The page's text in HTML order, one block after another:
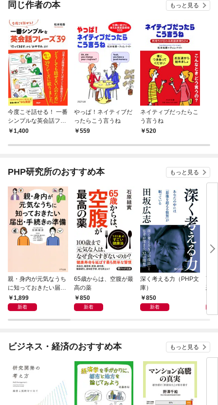
同じ作者の本 もっと見る
今度こそ話せる！ 一番
シンプルな英会話フレ
ーズ39
1,400
やっぱ！ネイティブだ
ったらこう言うね
559
ネイティブだったらこ
う言うね
520
PHP研究所のおすすめ本 もっと見る
親・身内が元気なうち
に知っておきたい届
出・手続きの準備（き
ずな出版）
1,899
新着
65歳からは、空腹が最
高の薬
850
新着
深く考える力（PHP文
庫）
850
新着
面
恐
ビジネス・経済のおすすめ本 もっと見る